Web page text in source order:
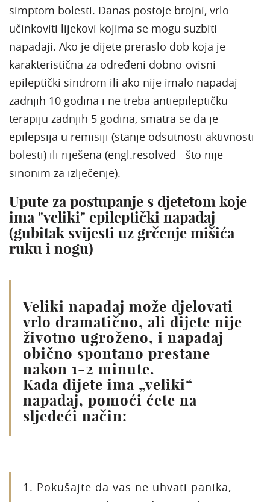
simptom bolesti. Danas postoje brojni, vrlo
učinkoviti lijekovi kojima se mogu suzbiti
napadaji. Ako je dijete preraslo dob koja je
karakteristična za određeni dobno-ovisni
epileptički sindrom ili ako nije imalo napadaj
zadnjih 10 godina i ne treba antiepileptičku
terapiju zadnjih 5 godina, smatra se da je
epilepsija u remisiji (stanje odsutnosti aktivnosti
bolesti) ili riješena (engl.resolved - što nije
sinonim za izlječenje).
Upute za postupanje s djetetom koje
ima "veliki" epileptički napadaj
(gubitak svijesti uz grčenje mišića
ruku i nogu)
Veliki napadaj može djelovati
vrlo dramatično, ali dijete nije
životno ugroženo, i napadaj
obično spontano prestane
nakon 1-2 minute.
Kada dijete ima „veliki“
napadaj, pomoći ćete na
sljedeći način:
1. Pokušajte da vas ne uhvati panika,